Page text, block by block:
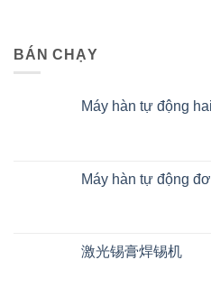
BÁN CHẠY
Máy hàn tự động
Máy hàn tự động
激光锡膏焊锡机